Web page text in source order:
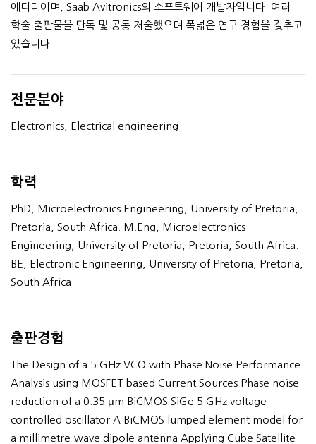
에디터이며, Saab Avitronics의 소프트웨어 개발자입니다. 여러
학술 출판물을 단독 및 공동 저술했으며 폭넓은 연구 경험을 갖추고
있습니다.
전문분야
Electronics, Electrical engineering
학력
PhD, Microelectronics Engineering, University of Pretoria,
Pretoria, South Africa. M.Eng, Microelectronics
Engineering, University of Pretoria, Pretoria, South Africa.
BE, Electronic Engineering, University of Pretoria, Pretoria,
South Africa.
출판경험
The Design of a 5 GHz VCO with Phase Noise Performance
Analysis using MOSFET-based Current Sources Phase noise
reduction of a 0.35 μm BiCMOS SiGe 5 GHz voltage
controlled oscillator A BiCMOS lumped element model for
a millimetre-wave dipole antenna Applying Cube Satellite